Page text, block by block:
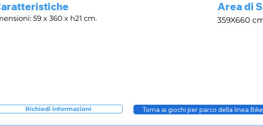
59 x 360 x h21 cm.
Area di
359X660
Richiedi informazioni Torna ai giochi per parco della linea